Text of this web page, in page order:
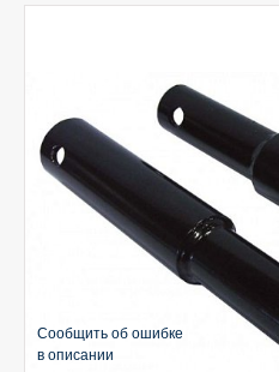
Сообщить об ошибке
в описании